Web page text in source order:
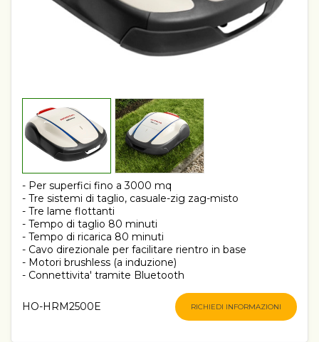
- Per superfici fino a 3000 mq
- Tre sistemi di taglio, casuale-zig zag-misto
- Tre lame flottanti
- Tempo di taglio 80 minuti
- Tempo di ricarica 80 minuti
- Cavo direzionale per facilitare rientro in base
- Motori brushless (a induzione)
- Connettivita' tramite Bluetooth
HO-HRM2500E RICHIEDI INFORMAZIONI